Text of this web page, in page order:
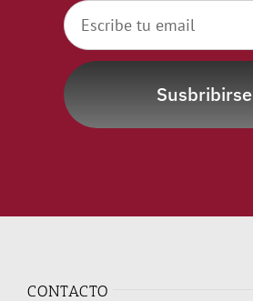
Susbribirse
CONTACTO